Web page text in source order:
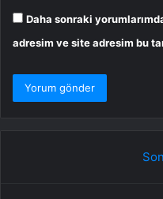
Daha sonraki
adresim ve site adresim bu